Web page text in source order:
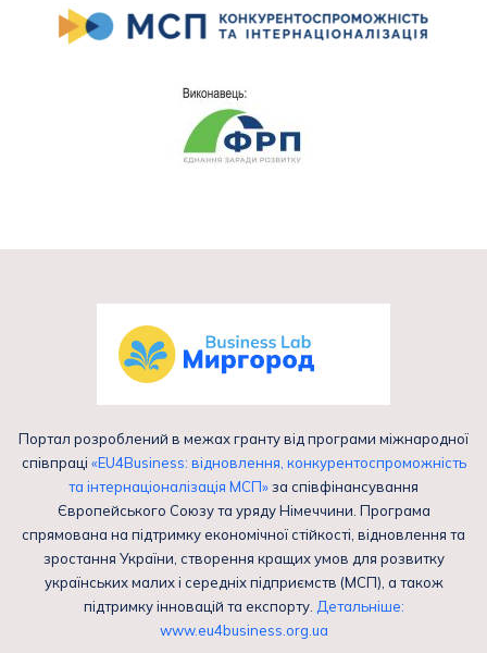
Портал розроблений в межах гранту від програми міжнародної
співпраці «EU4Business: відновлення, конкурентоспроможність
та інтернаціоналізація МСП»за співфінансування
Європейського Союзу та уряду Німеччини. Програма
спрямована на підтримку економічної стійкості, відновлення та
зростання України, створення кращих умов для розвитку
українських малих і середніх підприємств (МСП), а також
підтримку інновацій та експорту. Детальніше:
www.eu4business.org.ua